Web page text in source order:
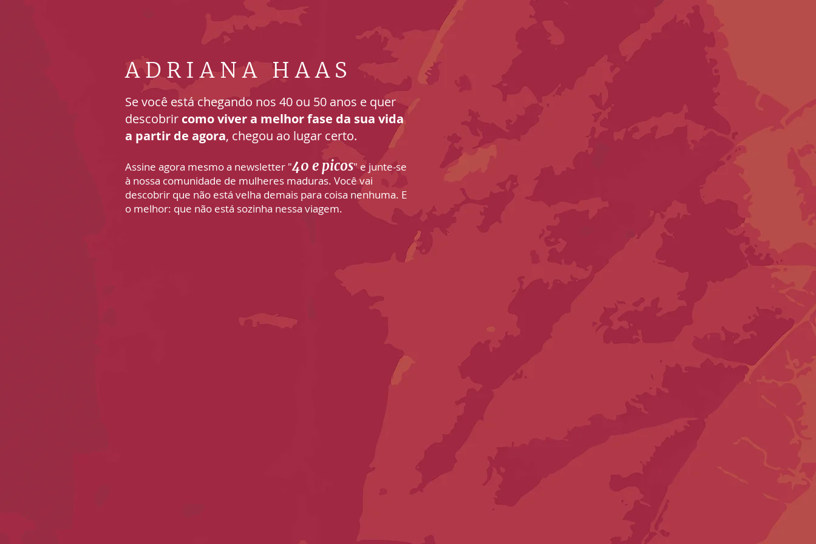
ADRIANA HAAS
Se você está chegando nos 40 ou 50 anos e quer
descobrir como viver a melhor fase da sua vida
a partir de agora, chegou ao lugar certo.
Assine agora mesmo a newsletter "40 e picos" e junte-se
à nossa comunidade de mulheres maduras. Você vai
descobrir que não está velha demais para coisa nenhuma. E
o melhor: que não está sozinha nessa viagem.